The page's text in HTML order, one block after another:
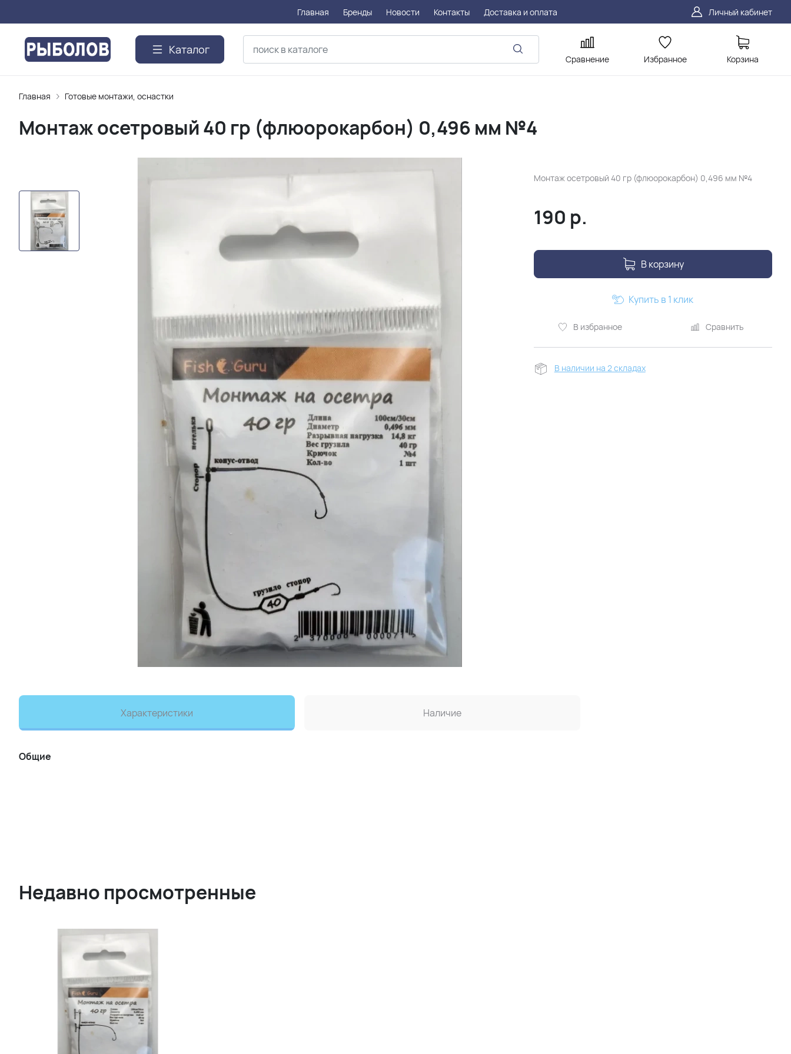
Главная Бренды Новости Контакты Доставка и оплата Личный кабинет
Каталог
Сравнение Избранное Корзина
Главная Готовые монтажи, оснастки
Монтаж осетровый 40 гр (флюорокарбон) 0,496 мм №4
Монтаж осетровый 40 гр (флюорокарбон) 0,496 мм №4
190 р.
В корзину
В избранное Сравнить
Купить в 1 клик
В наличии на 2 складах
Характеристики Наличие
Общие
Недавно просмотренные